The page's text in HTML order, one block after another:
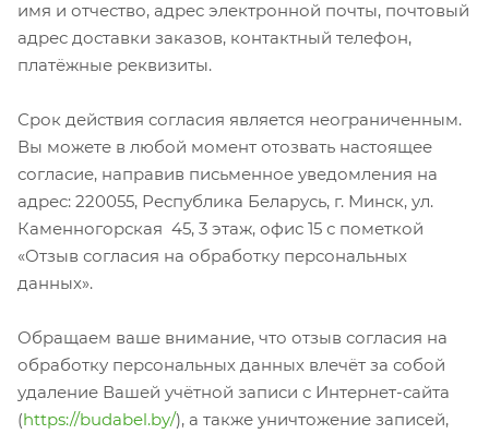
имя и отчество, адрес электронной почты, почтовый
адрес доставки заказов, контактный телефон,
платёжные реквизиты.
Срок действия согласия является неограниченным.
Вы можете в любой момент отозвать настоящее
согласие, направив письменное уведомления на
адрес: 220055, Республика Беларусь, г. Минск, ул.
Каменногорская 45, 3 этаж, офис 15 с пометкой
«Отзыв согласия на обработку персональных
данных».
Обращаем ваше внимание, что отзыв согласия на
обработку персональных данных влечёт за собой
удаление Вашей учётной записи с Интернет-сайта
(https://budabel.by/), а также уничтожение записей,